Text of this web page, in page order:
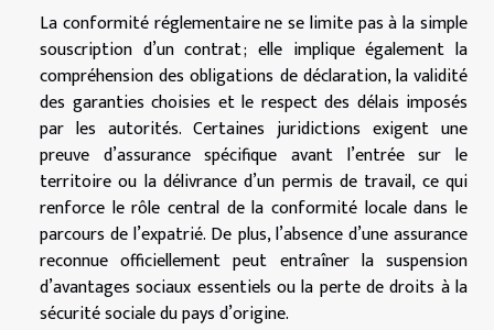
La conformité réglementaire ne se limite pas à la simple
souscription d’un contrat ; elle implique également la
compréhension des obligations de déclaration, la validité
des garanties choisies et le respect des délais imposés
par les autorités. Certaines juridictions exigent une
preuve d’assurance spécifique avant l’entrée sur le
territoire ou la délivrance d’un permis de travail, ce qui
renforce le rôle central de la conformité locale dans le
parcours de l’expatrié. De plus, l’absence d’une assurance
reconnue officiellement peut entraîner la suspension
d’avantages sociaux essentiels ou la perte de droits à la
sécurité sociale du pays d’origine.